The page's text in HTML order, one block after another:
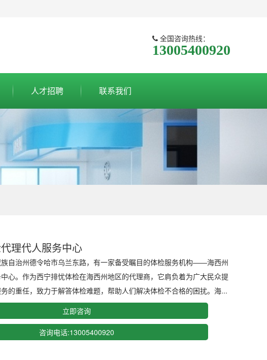
全国咨询热线：
13005400920
人才招聘 联系我们
理代人服务中心
自治州德令哈市乌兰东路，有一家备受瞩目的体检服务机构——海西州
心。作为西宁排忧体检在海西州地区的代理商，它肩负着为广大民众提
的重任，致力于解答体检难题，帮助人们解决体检不合格的困扰。海...
立即咨询
咨询电话:13005400920